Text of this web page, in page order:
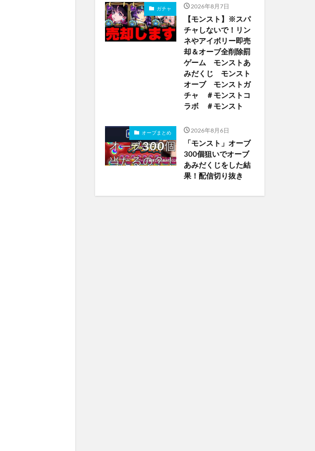
ガチャ 2026年8月7日
【モンスト】※スパ
チャしないで！リン
ネやアイボリー即売
却＆オーブ全削除罰
ゲーム モンストあ
みだくじ モンスト
オーブ モンストガ
チャ ＃モンストコ
ラボ ＃モンスト
オーブまとめ 2026年8月6日
「モンスト」オーブ
300個狙いでオーブ
あみだくじをした結
果！配信切り抜き